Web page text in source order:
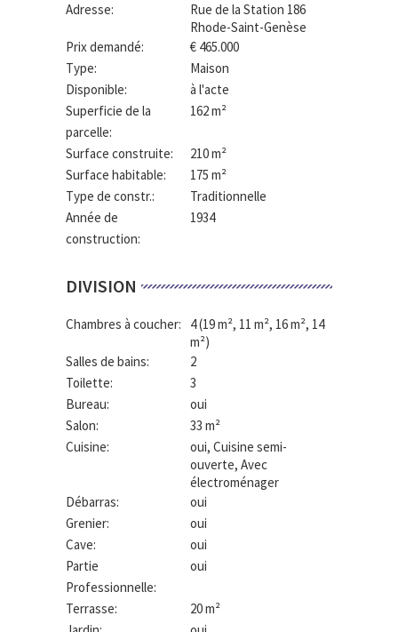
Adresse:
Rue de la Station 186
Rhode-Saint-Genèse
Prix demandé:
€ 465.000
Type:
Maison
Disponible:
à l'acte
Superficie de la
parcelle:
162 m²
Surface construite:
210 m²
Surface habitable:
175 m²
Type de constr.:
Traditionnelle
Année de
construction:
1934
DIVISION
Chambres à coucher: 4(19 m², 11 m², 16 m², 14
m²)
Salles de bains:
2
Toilette:
3
Bureau:
oui
Salon:
33 m²
Cuisine:
oui, Cuisine semi-
ouverte, Avec
électroménager
Débarras:
oui
Grenier:
oui
Cave:
oui
Partie
Professionnelle:
oui
Terrasse:
20 m²